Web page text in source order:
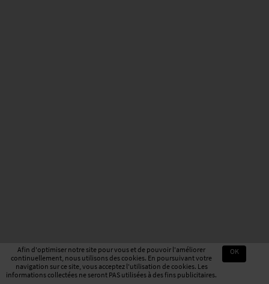
Afin d'optimiser notre site pour vous et de pouvoir l'améliorer
continuellement, nous utilisons des cookies. En poursuivant votre
navigation sur ce site, vous acceptez l'utilisation de cookies. Les
informations collectées ne seront PAS utilisées à des fins publicitaires.
OK